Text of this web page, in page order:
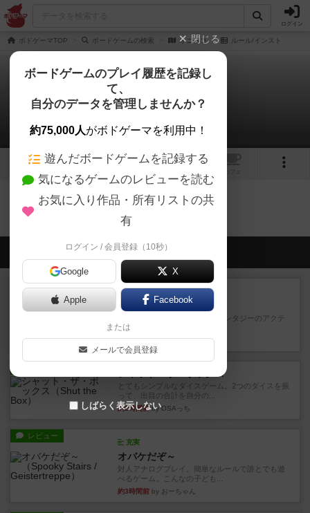
ログイン
ボドゲーマTOP ボードゲームの検索 オニトコ ルール/インスト
オニトコ
0件のルール/インスト
13 1
オニトコのトップに戻る
会員の新しい投稿
レビュー
エコーズ・オブ・タイム
カードゲームにファイナルファンタジーのアクテ
ィブタイムバトル（もしくは...
約2時間前by ジェイとと
シャット・ザ・ボックス
とてもシンプルなダイスゲーム。2つのダイスを振
って、出目の合計を自分の...
約2時間前by OSAっち
レビュー
充実
オバケだぞ～
対人アナログプレイ。簡単なルールで誰とでも遊
べるゲーム。こんなの子ども...
約3時間前 by おーちゃん
閉じる
ボードゲームのプレイ履歴を記録し
て、
自分のデータを管理しませんか？
約75,000人がボドゲーマを利用中！
遊んだボードゲームを記録する
気になるゲームのレビューを読む
お気に入り作品・所有リストの共
有
ログイン / 会員登録（10秒）
Google X
Apple Facebook
または
メールで会員登録
しばらく表示しない